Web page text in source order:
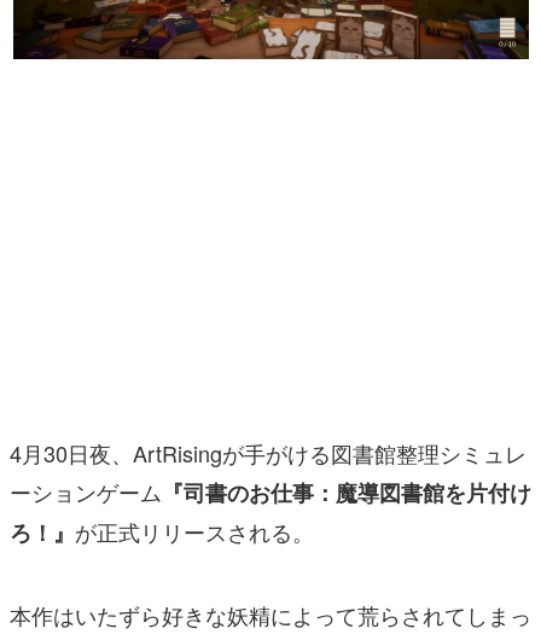
マンガ
4月30日夜、ArtRisingが手がける図書館整理シミュレ
ーションゲーム 『司書のお仕事：魔導図書館を片付け
ろ！』 が正式リリースされる。
本作はいたずら好きな妖精によって荒らされてしまっ